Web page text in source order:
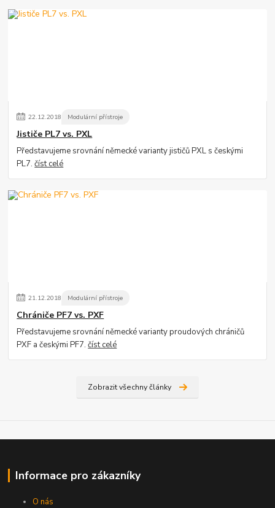
22.12.2018 Modulární přístroje
Jističe PL7 vs. PXL
Představujeme srovnání německé varianty jističů PXL s českými
PL7.číst celé
21.12.2018 Modulární přístroje
Chrániče PF7 vs. PXF
Představujeme srovnání německé varianty proudových chráničů
PXF a českými PF7.číst celé
Zobrazit všechny články
Informace pro zákazníky
O nás